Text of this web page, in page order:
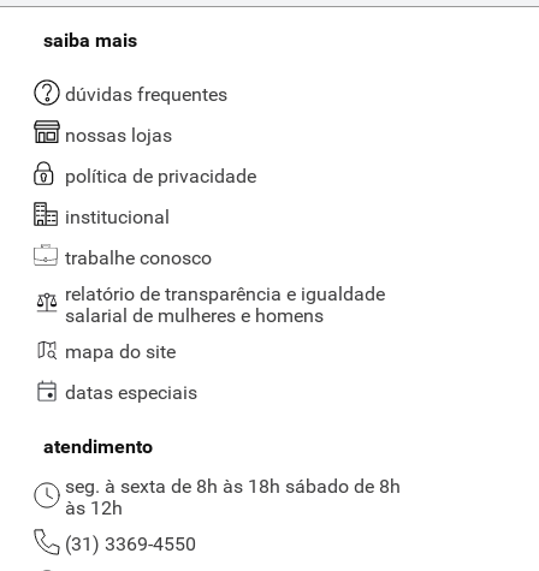
saiba mais
dúvidas frequentes
nossas lojas
política de privacidade
institucional
trabalhe conosco
relatório de transparência e igualdade
salarial de mulheres e homens
mapa do site
datas especiais
atendimento
seg. à sexta de 8h às 18h sábado de 8h
às 12h
(31) 3369-4550